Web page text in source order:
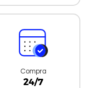
Compra
24/7